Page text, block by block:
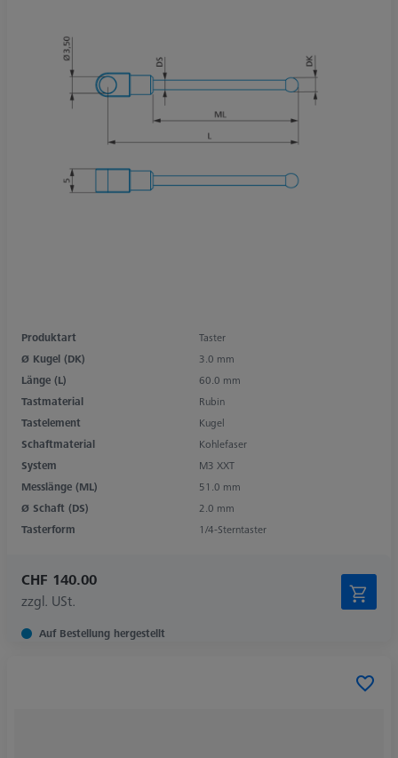
Produktart
Taster
Ø Kugel (DK)
3.0 mm
Länge (L)
60.0 mm
Tastmaterial
Rubin
Tastelement
Kugel
Schaftmaterial
Kohlefaser
System
M3 XXT
Messlänge (ML)
51.0 mm
Ø Schaft (DS)
2.0 mm
Tasterform
1/4-Sterntaster
CHF 140.00
zzgl. USt.
Auf Bestellung hergestellt